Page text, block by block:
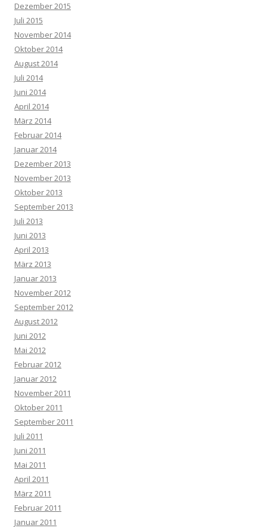
Dezember 2015
Juli 2015
November 2014
Oktober 2014
August 2014
Juli 2014
Juni 2014
April 2014
März 2014
Februar 2014
Januar 2014
Dezember 2013
November 2013
Oktober 2013
September 2013
Juli 2013
Juni 2013
April 2013
März 2013
Januar 2013
November 2012
September 2012
August 2012
Juni 2012
Mai 2012
Februar 2012
Januar 2012
November 2011
Oktober 2011
September 2011
Juli 2011
Juni 2011
Mai 2011
April 2011
März 2011
Februar 2011
Januar 2011